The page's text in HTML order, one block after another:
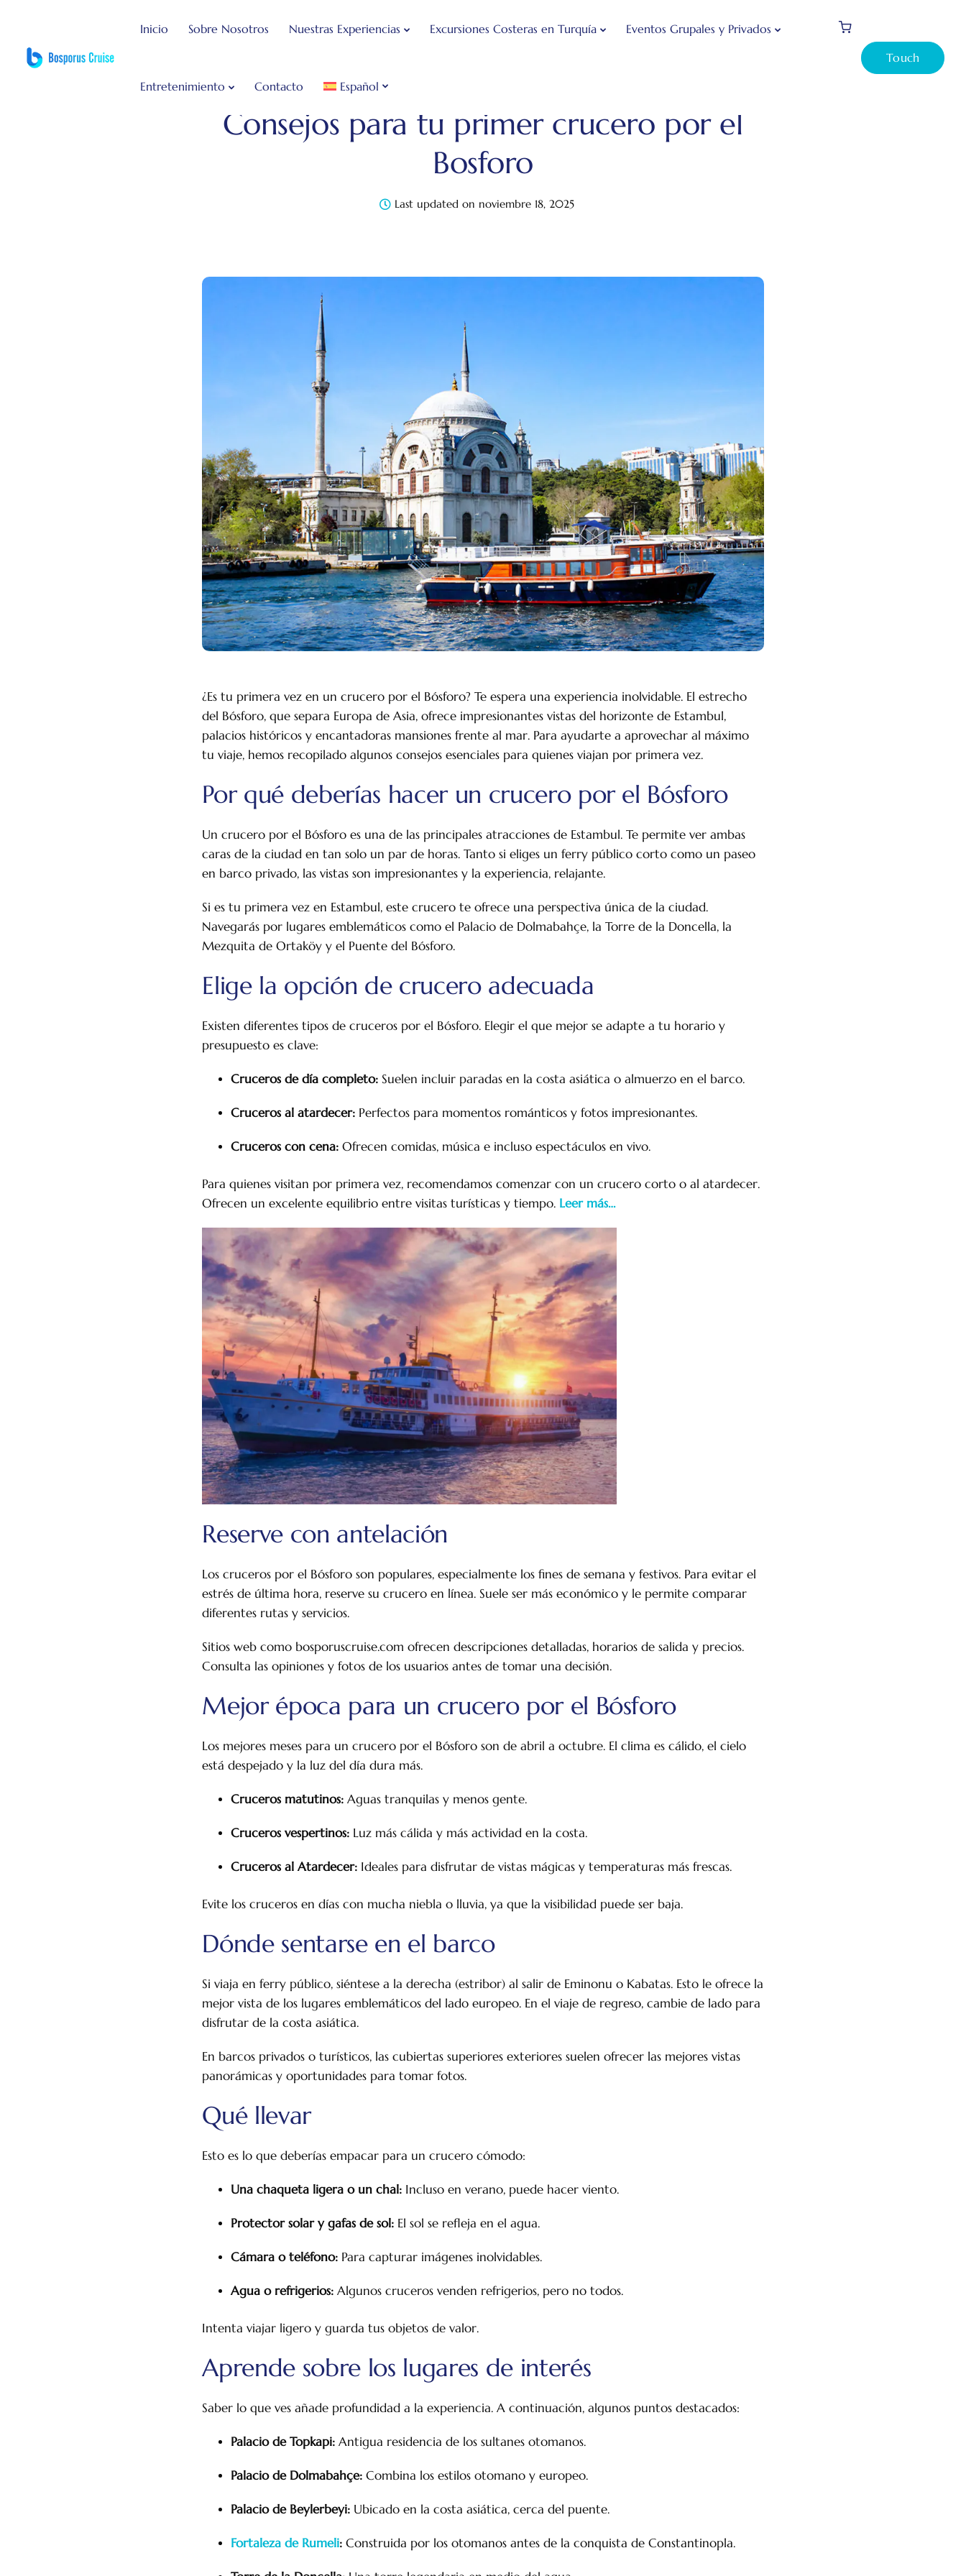
Inicio Sobre Nosotros Nuestras Experiencias Excursiones Costeras en Turquía Eventos Grupales y Privados
Entretenimiento Contacto Español
Touch
Bosphorus Dinner Cruise Blog de Viajes de Estambul
Consejos para tu primer crucero por el
Bosforo
Last updated on noviembre 18, 2025
¿Es tu primera vez en un crucero por el Bósforo? Te espera una experiencia inolvidable. El estrecho
del Bósforo, que separa Europa de Asia, ofrece impresionantes vistas del horizonte de Estambul,
palacios históricos y encantadoras mansiones frente al mar. Para ayudarte a aprovechar al máximo
tu viaje, hemos recopilado algunos consejos esenciales para quienes viajan por primera vez.
Por qué deberías hacer un crucero por el Bósforo
Un crucero por el Bósforo es una de las principales atracciones de Estambul. Te permite ver ambas
caras de la ciudad en tan solo un par de horas. Tanto si eliges un ferry público corto como un paseo
en barco privado, las vistas son impresionantes y la experiencia, relajante.
Si es tu primera vez en Estambul, este crucero te ofrece una perspectiva única de la ciudad.
Navegarás por lugares emblemáticos como el Palacio de Dolmabahçe, la Torre de la Doncella, la
Mezquita de Ortaköy y el Puente del Bósforo.
Elige la opción de crucero adecuada
Existen diferentes tipos de cruceros por el Bósforo. Elegir el que mejor se adapte a tu horario y
presupuesto es clave:
Cruceros de día completo: Suelen incluir paradas en la costa asiática o almuerzo en el barco.
Cruceros al atardecer: Perfectos para momentos románticos y fotos impresionantes.
Cruceros con cena: Ofrecen comidas, música e incluso espectáculos en vivo.
Para quienes visitan por primera vez, recomendamos comenzar con un crucero corto o al atardecer.
Ofrecen un excelente equilibrio entre visitas turísticas y tiempo. Leer más…
Reserve con antelación
Los cruceros por el Bósforo son populares, especialmente los fines de semana y festivos. Para evitar el
estrés de última hora, reserve su crucero en línea. Suele ser más económico y le permite comparar
diferentes rutas y servicios.
Sitios web como bosporuscruise.com ofrecen descripciones detalladas, horarios de salida y precios.
Consulta las opiniones y fotos de los usuarios antes de tomar una decisión.
Mejor época para un crucero por el Bósforo
Los mejores meses para un crucero por el Bósforo son de abril a octubre. El clima es cálido, el cielo
está despejado y la luz del día dura más.
Cruceros matutinos: Aguas tranquilas y menos gente.
Cruceros vespertinos: Luz más cálida y más actividad en la costa.
Cruceros al Atardecer: Ideales para disfrutar de vistas mágicas y temperaturas más frescas.
Evite los cruceros en días con mucha niebla o lluvia, ya que la visibilidad puede ser baja.
Dónde sentarse en el barco
Si viaja en ferry público, siéntese a la derecha (estribor) al salir de Eminonu o Kabatas. Esto le ofrece la
mejor vista de los lugares emblemáticos del lado europeo. En el viaje de regreso, cambie de lado para
disfrutar de la costa asiática.
En barcos privados o turísticos, las cubiertas superiores exteriores suelen ofrecer las mejores vistas
panorámicas y oportunidades para tomar fotos.
Qué llevar
Esto es lo que deberías empacar para un crucero cómodo:
Una chaqueta ligera o un chal: Incluso en verano, puede hacer viento.
Protector solar y gafas de sol: El sol se refleja en el agua.
Cámara o teléfono: Para capturar imágenes inolvidables.
Agua o refrigerios: Algunos cruceros venden refrigerios, pero no todos.
Intenta viajar ligero y guarda tus objetos de valor.
Aprende sobre los lugares de interés
Saber lo que ves añade profundidad a la experiencia. A continuación, algunos puntos destacados:
Palacio de Topkapi: Antigua residencia de los sultanes otomanos.
Palacio de Dolmabahçe: Combina los estilos otomano y europeo.
Palacio de Beylerbeyi: Ubicado en la costa asiática, cerca del puente.
Fortaleza de Rumeli: Construida por los otomanos antes de la conquista de Constantinopla.
Sobre Nosotros Contacto Preguntas Frecuentes